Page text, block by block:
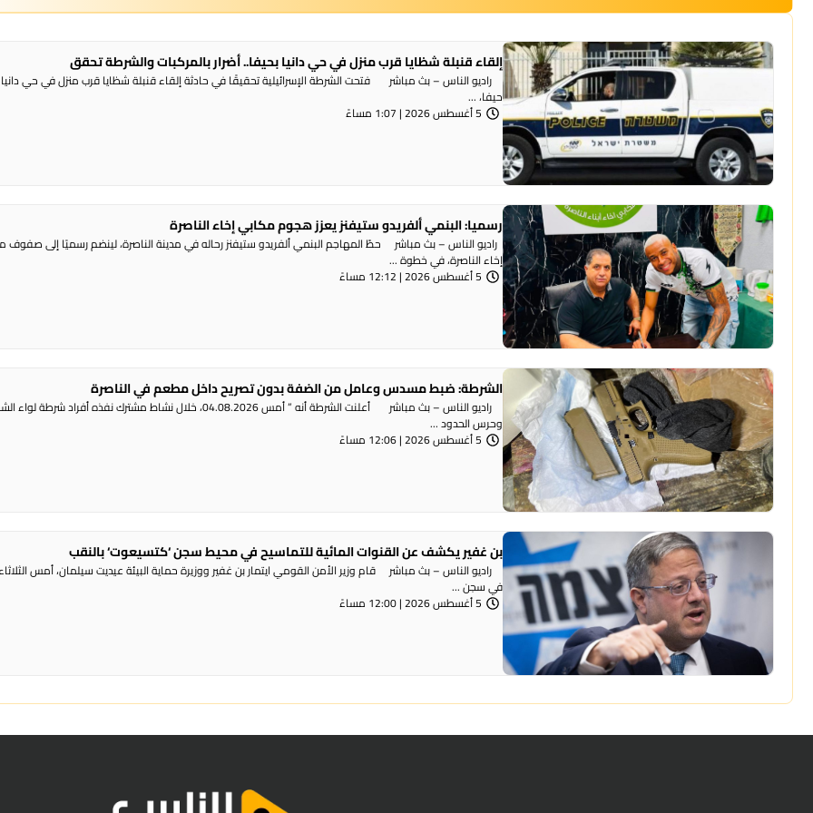
إلقاء قنبلة شظايا قرب منزل في حي دانيا بحيفا.. أضرار بالمركبات والشرطة تحقق
راديو الناس – بث مباشر فتحت الشرطة الإسرائيلية تحقيقًا في حادثة إلقاء قنبلة شظايا قرب منزل في حي دانيا
حيفا، ...
5 أغسطس 2026 | 1:07 مساءً
رسميا: البنمي ألفريدو ستيفنز يعزز هجوم مكابي إخاء الناصرة
راديو الناس – بث مباشر حطّ المهاجم البنمي ألفريدو ستيفنز رحاله في مدينة الناصرة، لينضم رسميًا إلى صفوف
إخاء الناصرة، في خطوة ...
5 أغسطس 2026 | 12:12 مساءً
الشرطة: ضبط مسدس وعامل من الضفة بدون تصريح داخل مطعم في الناصرة
راديو الناس – بث مباشر أعلنت الشرطة أنه ” أمس 04.08.2026، خلال نشاط مشترك نفذه أفراد شرطة
وحرس الحدود ...
5 أغسطس 2026 | 12:06 مساءً
بن غفير يكشف عن القنوات المائية للتماسيح في محيط سجن ‘كتسيعوت‘ بالنقب
راديو الناس – بث مباشر قام وزير الأمن القومي ايتمار بن غفير ووزيرة حماية البيئة عيديت سيلمان، أمس
في سجن ...
5 أغسطس 2026 | 12:00 مساءً